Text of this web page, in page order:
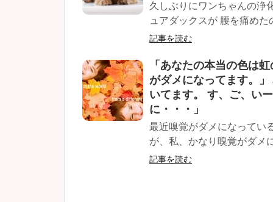
久しぶりにワンちゃんの浄
ュアダックスが 腰を痛め
記事を読む
「あなたの本当の色は
がダメになってます。
いてます。 す、ご、い
に・・・」
最近嗅覚がダメになってい
が、私、かなり嗅覚がダメ
記事を読む